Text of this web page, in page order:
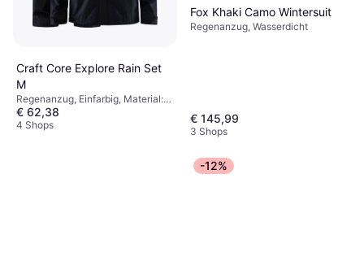
Craft Core Explore Rain Set
M
Regenanzug, Einfarbig, Material:
Polyester, Wasserdicht,
Wasserabweisend
€ 62,38
4 Shops
Fox Khaki Camo Wintersuit
Regenanzug, Wasserdicht
€ 145,99
3 Shops
-12%